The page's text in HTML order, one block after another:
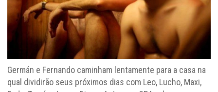
Germán e Fernando caminham lentamente para a casa na
qual dividirão seus próximos dias com Leo, Lucho, Maxi,